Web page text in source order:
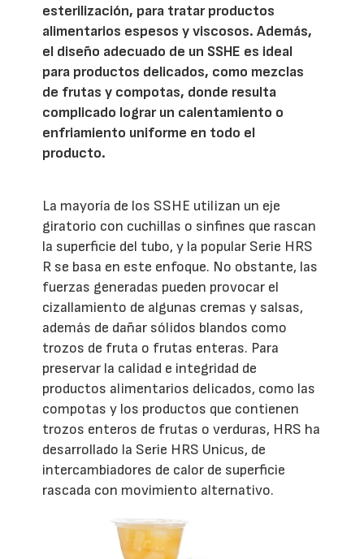
esterilización, para tratar productos
alimentarios espesos y viscosos. Además,
el diseño adecuado de un SSHE es ideal
para productos delicados, como mezclas
de frutas y compotas, donde resulta
complicado lograr un calentamiento o
enfriamiento uniforme en todo el
producto.
La mayoría de los SSHE utilizan un eje
giratorio con cuchillas o sinfines que rascan
la superficie del tubo, y la popular Serie HRS
R se basa en este enfoque. No obstante, las
fuerzas generadas pueden provocar el
cizallamiento de algunas cremas y salsas,
además de dañar sólidos blandos como
trozos de fruta o frutas enteras. Para
preservar la calidad e integridad de
productos alimentarios delicados, como las
compotas y los productos que contienen
trozos enteros de frutas o verduras, HRS ha
desarrollado la Serie HRS Unicus, de
intercambiadores de calor de superficie
rascada con movimiento alternativo.